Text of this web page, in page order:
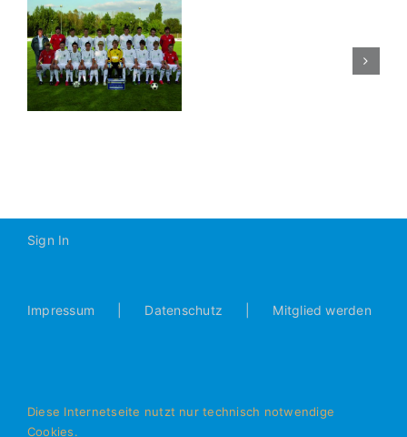
Sign In
Impressum Datenschutz Mitglied werden
Diese Internetseite nutzt nur technisch notwendige
Cookies.